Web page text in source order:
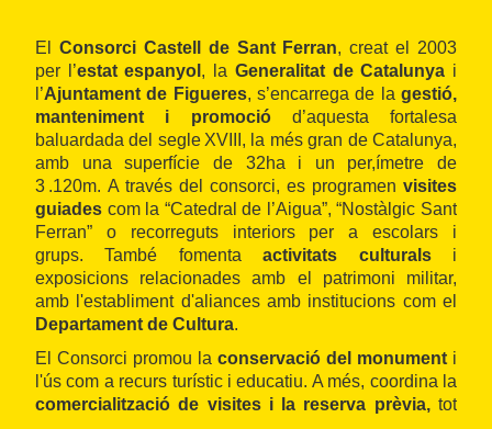
El Consorci Castell de Sant Ferran, creat el 2003
per l’estat espanyol , la Generalitat de Catalunya i
l’Ajuntament de Figueres, s’encarrega de lagestió,
manteniment i promociód’aquesta fortalesa
baluardada del segle XVIII, la més gran de Catalunya,
amb una superfície de 32ha i un per,ímetre de
3 .120m. A través del consorci, es programen visites
guiades com la “Catedral de l’Aigua”, “Nostàlgic Sant
Ferran” o recorreguts interiors per a escolars i
grups. També fomentaactivitats culturalsi
exposicions relacionades amb el patrimoni militar,
amb l'establiment d'aliances amb institucions com el
Departament de Cultura.
El Consorci promou la conservació del monument i
l'ús com a recurs turístic i educatiu. A més, coordina la
comercialització de visites i la reserva prèvia,tot